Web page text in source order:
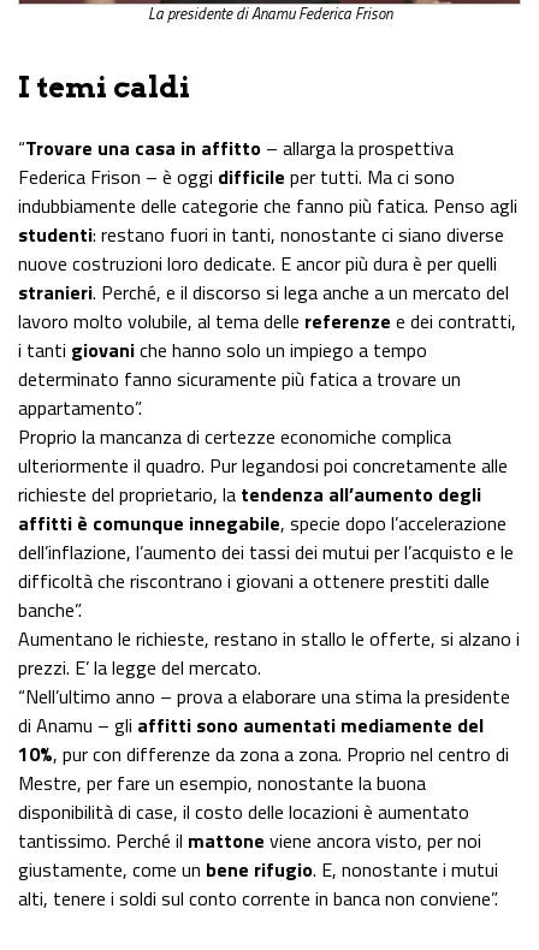
La presidente di Anamu Federica Frison
I temi caldi
“Trovare una casa in affitto – allarga la prospettiva
Federica Frison – è oggi difficile per tutti. Ma ci sono
indubbiamente delle categorie che fanno più fatica. Penso agli
studenti: restano fuori in tanti, nonostante ci siano diverse
nuove costruzioni loro dedicate. E ancor più dura è per quelli
stranieri. Perché, e il discorso si lega anche a un mercato del
lavoro molto volubile, al tema delle referenze e dei contratti,
i tanti giovaniche hanno solo un impiego a tempo
determinato fanno sicuramente più fatica a trovare un
appartamento”.
Proprio la mancanza di certezze economiche complica
ulteriormente il quadro. Pur legandosi poi concretamente alle
richieste del proprietario, la tendenza all’aumento degli
affitti è comunque innegabile, specie dopo l’accelerazione
dell’inflazione, l’aumento dei tassi dei mutui per l’acquisto e le
difficoltà che riscontrano i giovani a ottenere prestiti dalle
banche”.
Aumentano le richieste, restano in stallo le offerte, si alzano i
prezzi. E’ la legge del mercato.
“Nell’ultimo anno – prova a elaborare una stima la presidente
di Anamu – gli affitti sono aumentati mediamente del
10%, pur con differenze da zona a zona. Proprio nel centro di
Mestre, per fare un esempio, nonostante la buona
disponibilità di case, il costo delle locazioni è aumentato
tantissimo. Perché il mattone viene ancora visto, per noi
giustamente, come un bene rifugio. E, nonostante i mutui
alti, tenere i soldi sul conto corrente in banca non conviene”.